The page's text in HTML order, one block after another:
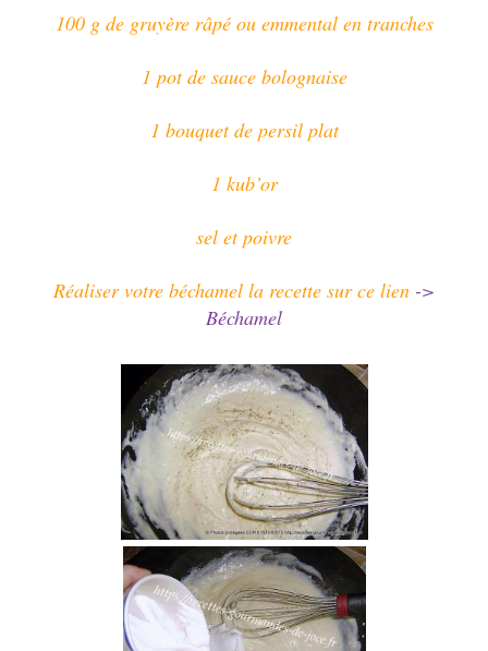
100 g de gruyère râpé ou emmental en tranches
1 pot de sauce bolognaise
1 bouquet de persil plat
1 kub’or
sel et poivre
Réaliser votre béchamel la recette sur ce lien ->
Béchamel